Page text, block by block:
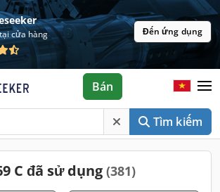
cửa hàng Đến ứng dụng
Tìm kiếm
Bán
C đã sử dụng (381)